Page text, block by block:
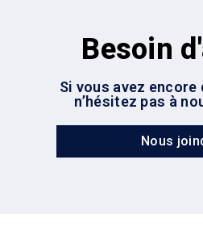
Besoin
Si vous avez
n’hésitez pas à
Nous